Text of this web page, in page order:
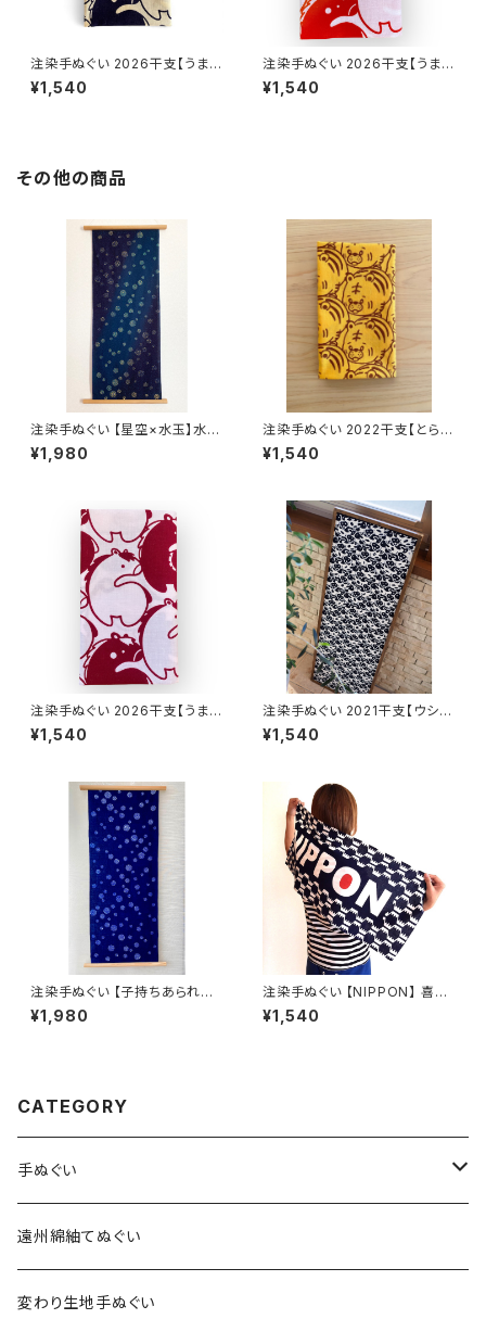
注染手ぬぐい 2026干支【うまづ
くし】ベージュ×紺 喜多屋商店
てぬぐい 干支 午年 馬 ウマ お
¥1,540
注染手ぬぐい 2026干支【うまづ
くし】晒白×赤×オレンジ×黄色グ
ラデーション 喜多屋商店 てぬぐ
¥1,540
その他の商品
注染手ぬぐい 【星空×水玉】水玉
ドット 喜多屋商店 てぬぐい 天の
川 流れ星 銀河日本製
¥1,980
注染手ぬぐい 2022干支【とらづ
くし】山吹色×茶色 喜多屋商店
てぬぐい 干支 寅年 トラ 虎 お年
¥1,540
注染手ぬぐい 2026干支【うまづ
くし】薄ピンク×赤エンジ 喜多屋
商店 てぬぐい 干支 午年 馬 ウ
¥1,540
注染手ぬぐい 2021干支【ウシづ
くし】黒×ベージュ 喜多屋商店
¥1,540
注染手ぬぐい 【子持ちあられ
青】水玉 ドット 喜多屋商店 てぬ
ぐい 日本製
¥1,980
注染手ぬぐい 【NIPPON】 喜多
屋商店 てぬぐい ニッポン 日本
製 応援
¥1,540
CATEGORY
手ぬぐい
特岡生地
総理生地
遠州綿紬てぬぐい
変わり生地手ぬぐい